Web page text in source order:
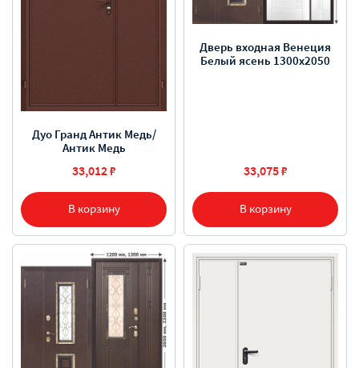
В корзину
Дуо Гранд Антик Медь/
Антик Медь
33,012 ₽
В корзину
Дверь входная Венеция
Белый ясень 1300х2050
33,075 ₽